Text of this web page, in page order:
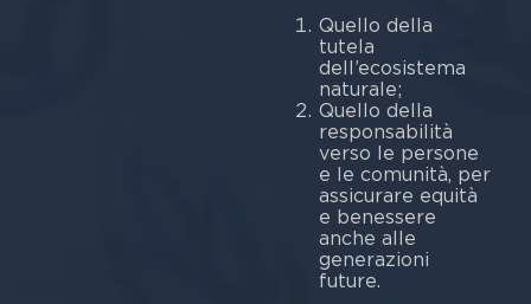
Quello della
tutela
dell’ecosistema
naturale;
Quello della
responsabilità
verso le persone
e le comunità, per
assicurare equità
e benessere
anche alle
generazioni
future.